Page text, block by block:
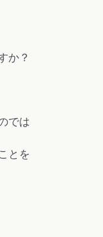
か？
では
とを